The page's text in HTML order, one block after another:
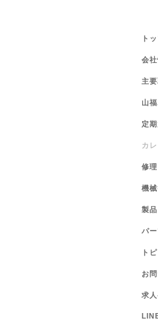
ト
会
主
山
定
カ
修理
機
製
パ
ト
お
求